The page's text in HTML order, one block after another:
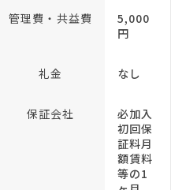
管理費・共益費
5,000
円
礼金 なし
保証会社
必加入
初回保
証料月
額賃料
等の1